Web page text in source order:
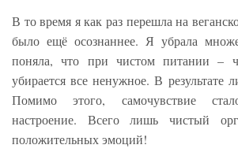
В то время я как раз перешла на
было ещё осознаннее. Я убрала
поняла, что при чистом питании –
убирается все ненужное. В
Помимо этого, самочувствие
настроение. Всего лишь чистый
положительных эмоций!